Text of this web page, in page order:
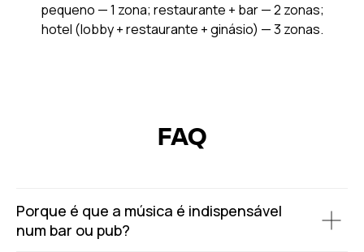
pequeno — 1 zona; restaurante + bar — 2 zonas;
hotel (lobby + restaurante + ginásio) — 3 zonas.
FAQ
Porque é que a música é indispensável
num bar ou pub?